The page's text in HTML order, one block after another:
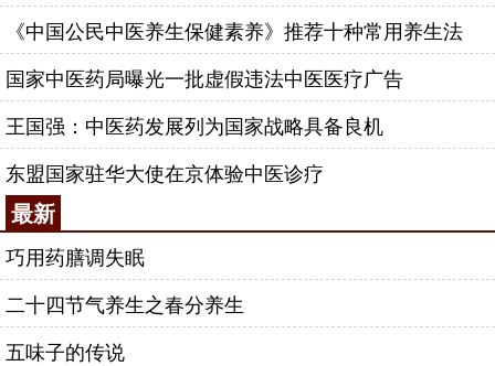
《中国公民中医养生保健素养》推荐十种常用养生法
国家中医药局曝光一批虚假违法中医医疗广告
王国强：中医药发展列为国家战略具备良机
东盟国家驻华大使在京体验中医诊疗
最新
巧用药膳调失眠
二十四节气养生之春分养生
五味子的传说